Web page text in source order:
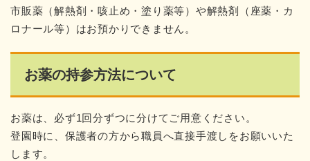
市販薬（解熱剤・咳止め・塗り薬等）や解熱剤（座薬・カ
ロナール等）はお預かりできません。
お薬の持参方法について
お薬は、必ず1回分ずつに分けてご用意ください。
登園時に、保護者の方から職員へ直接手渡しをお願いいた
します。